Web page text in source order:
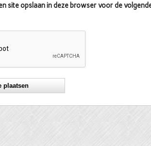
site opslaan in deze browser voor de